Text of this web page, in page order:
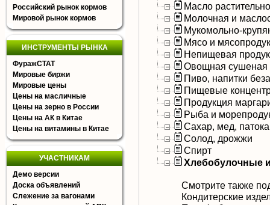
Российский рынок кормов
Мировой рынок кормов
ИНСТРУМЕНТЫ РЫНКА
ФуражСТАТ
Мировые биржи
Мировые цены
Цены на масличные
Цены на зерно в России
Цены на АК в Китае
Цены на витамины в Китае
УЧАСТНИКАМ
Демо версии
Доска объявлений
Слежение за вагонами
Масло
Молочная и
Мукомольно-
Мясо и
Непищевая
Овощная сушеная
Пиво, напитки
Пищевые
Продукция
Рыба и
Сахар, мед, патока
Солод, дрожжи
Спирт
Хлебобулочные
Смотрите также
Кондитерские